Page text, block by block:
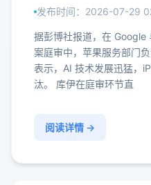
发布时间：2026-07-29
据彭博社报道，在 Google
案庭审中，苹果服务部门
表示，AI 技术发展迅猛，
汰。 库伊在庭审环节直
阅读详情 →